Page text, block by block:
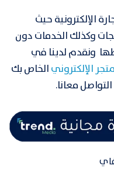
الإلكترونية حيث
وكذلك الخدمات دون
ونقدم لدينا في
الإلكترونيالخاص بك
معانا.